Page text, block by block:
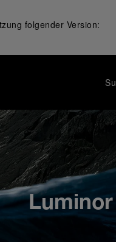
folgender Version: